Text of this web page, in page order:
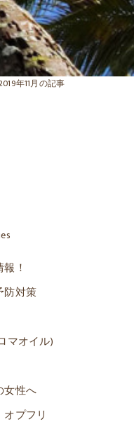
年11月の記事
！
防対策
マオイル)
女性へ
プフリ